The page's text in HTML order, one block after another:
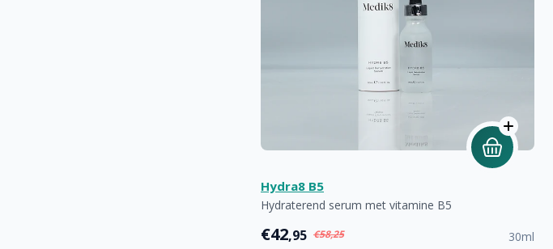
Hydra8 B5
Hydraterend serum met vitamine B5
€42,95 €58,25 30ml